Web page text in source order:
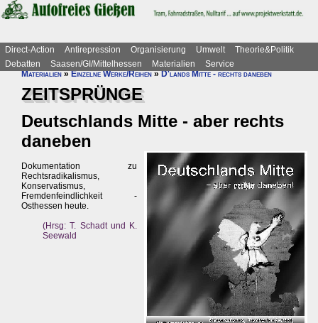
Direct-Action Antirepression Organisierung Umwelt
Theorie&Politik
Debatten
Saasen/GI/Mittelhessen Materialien
Service
Materialien»Einzelne Werke/Reihen»D'lands Mitte - rechts daneben
ZEITSPRÜNGE
Deutschlands Mitte - aber rechts
daneben
Dokumentation zu
Rechtsradikalismus,
Konservatismus,
Fremdenfeindlichkeit -
Osthessen heute.
(Hrsg: T. Schadt und K.
Seewald